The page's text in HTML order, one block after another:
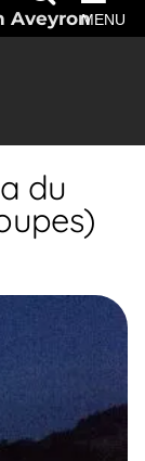
AveyronMENU
du